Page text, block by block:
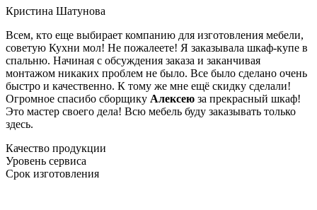
Кристина Шатунова
Всем, кто еще выбирает компанию для изготовления мебели,
советую Кухни мол! Не пожалеете! Я заказывала шкаф-купе в
спальню. Начиная с обсуждения заказа и заканчивая
монтажом никаких проблем не было. Все было сделано очень
быстро и качественно. К тому же мне ещё скидку сделали!
Огромное спасибо сборщику Алексею за прекрасный шкаф!
Это мастер своего дела! Всю мебель буду заказывать только
здесь.
Качество продукции
Уровень сервиса
Срок изготовления